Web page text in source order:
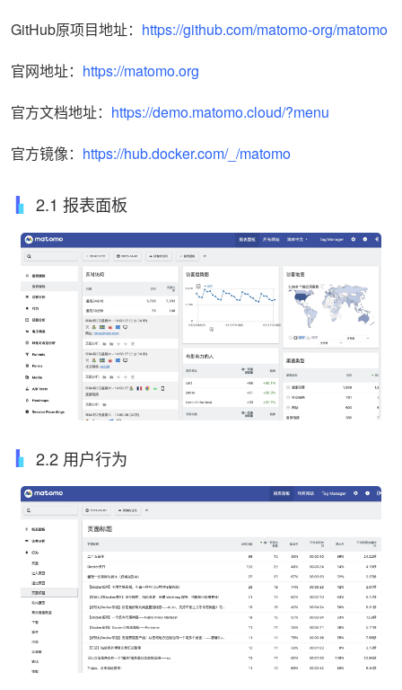
GitHub原项目地址： https://github.com/matomo-org/matomo
官网地址： https://matomo.org
官方文档地址： https://demo.matomo.cloud/?menu
官方镜像： https://hub.docker.com/_/matomo
2.1 报表面板
2.2 用户行为